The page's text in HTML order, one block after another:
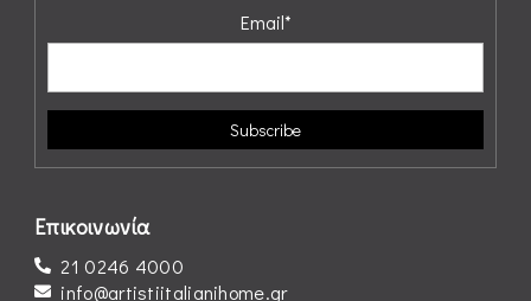
Email*
Επικοινωνία
21 0246 4000
info@artistiitalianihome.gr